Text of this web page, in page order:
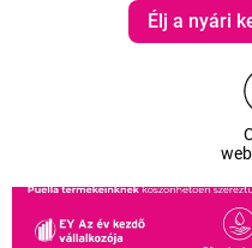
Élj a nyári